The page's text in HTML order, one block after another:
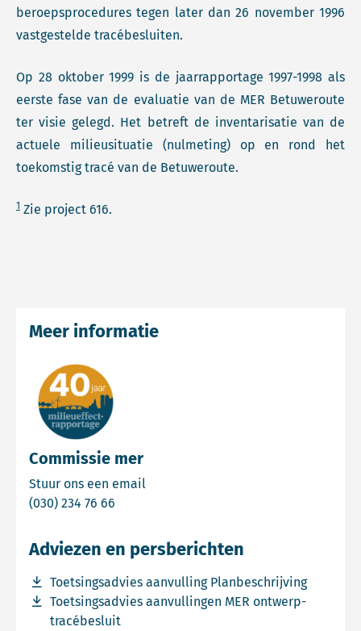
beroepsprocedures tegen later dan 26 november 1996
vastgestelde tracébesluiten.
Op 28 oktober 1999 is de jaarrapportage 1997-1998 als
eerste fase van de evaluatie van de MER Betuweroute
ter visie gelegd. Het betreft de inventarisatie van de
actuele milieusituatie (nulmeting) op en rond het
toekomstig tracé van de Betuweroute.
1 Zie project 616.
Commissie mer
Stuur ons een email
(030) 234 76 66
Meer informatie
Adviezen en persberichten
Toetsingsadvies aanvulling Planbeschrijving
Download bestand Toetsingsadvies aanvulling
Toetsingsadvies aanvullingen MER ontwerp-
tracébesluit
Download bestand Toetsingsadvies aanvullingen MER